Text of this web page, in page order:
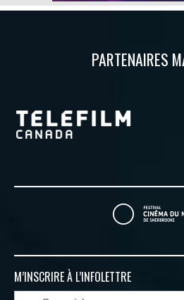
PARTENAIRES
M’INSCRIRE À L’INFOLETTRE